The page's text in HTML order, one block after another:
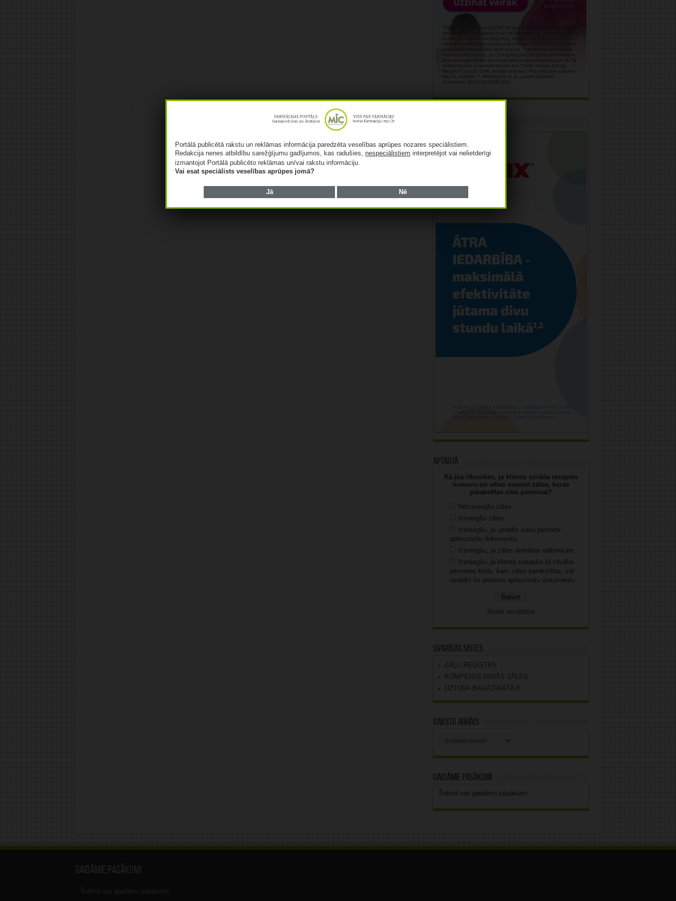
Aptauja
Kā jūs rīkosities, ja klients uzrāda receptes
numuru un vēlas saņemt zāles, kuras
parakstītas citai personai?
Neizsniegšu zāles.
Izsniegšu zāles.
Izsniegšu, ja uzrādīs savu personu
apliecinošu dokumentu.
Izsniegšu, ja zāles domātas radiniekam.
Izsniegšu, ja klients nosauks tā cilvēka
personas kodu, kam zāles parakstītas, vai
uzrādīs šo personu apliecinošu dokumentu.
Skatīt rezultātus
Svarīgas saites
ZĀĻU REĢISTRS
KOMPENSĒJAMĀS ZĀLES
UZTURA BAGĀTINĀTĀJI
Rakstu arhīvs
Gaidāmie pasākumi
Šobrīd nav gaidāmo pasākumi.
Gaidāmie pasākumi
Šobrīd nav gaidāmo pasākumi.
Portālā publicētā rakstu un reklāmas informācija paredzēta veselības aprūpes nozares speciālistiem.
Redakcija nenes atbildību sarežģījumu gadījumos, kas radušies,nespeciālistiem interpretējot vai nelietderīgi
izmantojot Portālā publicēto reklāmas un/vai rakstu informāciju.
Vai esat speciālists veselības aprūpes jomā?
Jā Nē